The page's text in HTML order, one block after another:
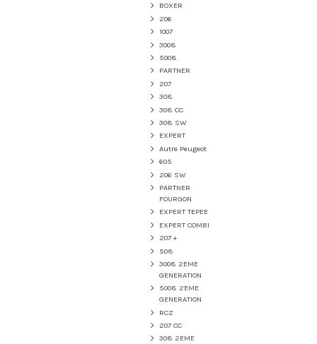
BOXER
206
1007
3008
5008
PARTNER
207
308
308 CC
308 SW
EXPERT
Autre Peugeot
605
206 SW
PARTNER
FOURGON
EXPERT TEPEE
EXPERT COMBI
207 +
508
3008 2EME
GENERATION
5008 2EME
GENERATION
RCZ
207 CC
308 2EME